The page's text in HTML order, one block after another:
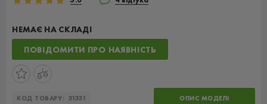
НЕМАЄ НА СКЛАДІ
ПОВІДОМИТИ ПРО НАЯВНІСТЬ
КОД ТОВАРУ: 31331 ОПИС МОДЕЛІ